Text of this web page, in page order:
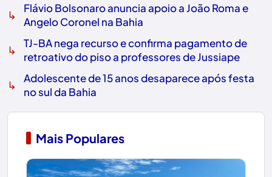
↳
Flávio Bolsonaro anuncia apoio a João Roma e
Angelo Coronel na Bahia
↳
TJ-BA nega recurso e confirma pagamento de
retroativo do piso a professores de Jussiape
↳
Adolescente de 15 anos desaparece após festa
no sul da Bahia
Mais Populares